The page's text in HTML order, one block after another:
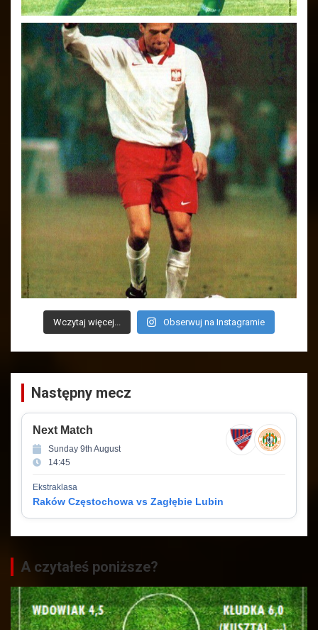
Wczytaj więcej... Obserwuj na Instagramie
Następny mecz
Next Match
Sunday 9th August
14:45
Ekstraklasa
Raków Częstochowa vs Zagłębie Lubin
A czytałeś poniższe?